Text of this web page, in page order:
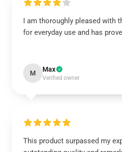
I am thoroughly pleased with
for everyday use and has
M Max
Verified owner
This product surpassed my